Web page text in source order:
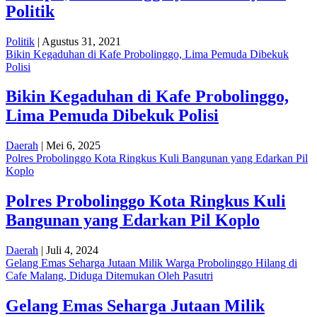
Politik
Politik | Agustus 31, 2021
Bikin Kegaduhan di Kafe Probolinggo, Lima Pemuda Dibekuk
Polisi
Bikin Kegaduhan di Kafe Probolinggo,
Lima Pemuda Dibekuk Polisi
Daerah | Mei 6, 2025
Polres Probolinggo Kota Ringkus Kuli Bangunan yang Edarkan Pil
Koplo
Polres Probolinggo Kota Ringkus Kuli
Bangunan yang Edarkan Pil Koplo
Daerah | Juli 4, 2024
Gelang Emas Seharga Jutaan Milik Warga Probolinggo Hilang di
Cafe Malang, Diduga Ditemukan Oleh Pasutri
Gelang Emas Seharga Jutaan Milik